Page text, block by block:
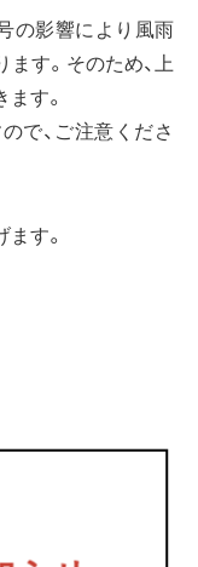
号の影響により風雨
す。そのため、上
す。
で、ご注意くださ
す。